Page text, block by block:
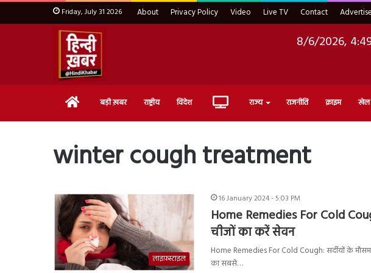
Friday, July 31 2026 About Privacy Policy Video Live TV Contact
8/6/2026,
Home बड़ी ख़बर राष्ट्रीय विदेश Live राज्य राजनीति क्राइम खेल
winter cough treatment
लाइफ़स्टाइल
16 January 2024 - 5:03 PM
Home Remedies For Cold
चीजों का करें सेवन
Home Remedies For Cold Cough: सर्दीयों के
का सबसे…